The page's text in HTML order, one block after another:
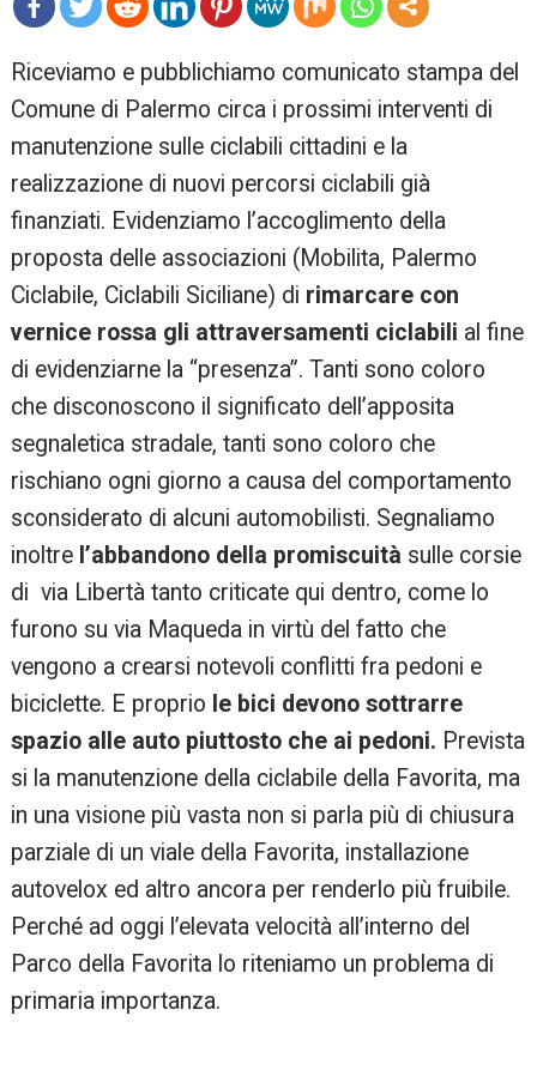
re
Riceviamo e pubblichiamo comunicato stampa del
Comune di Palermo circa i prossimi interventi di
manutenzione sulle ciclabili cittadini e la
realizzazione di nuovi percorsi ciclabili già
finanziati. Evidenziamo l’accoglimento della
proposta delle associazioni (Mobilita, Palermo
Ciclabile, Ciclabili Siciliane) di rimarcare con
vernice rossa gli attraversamenti ciclabili al fine
di evidenziarne la “presenza”. Tanti sono coloro
che disconoscono il significato dell’apposita
segnaletica stradale, tanti sono coloro che
rischiano ogni giorno a causa del comportamento
sconsiderato di alcuni automobilisti. Segnaliamo
inoltre l’abbandono della promiscuità sulle corsie
di via Libertà tanto criticate qui dentro, come lo
furono su via Maqueda in virtù del fatto che
vengono a crearsi notevoli conflitti fra pedoni e
biciclette. E proprio le bici devono sottrarre
spazio alle auto piuttosto che ai pedoni. Prevista
si la manutenzione della ciclabile della Favorita, ma
in una visione più vasta non si parla più di chiusura
parziale di un viale della Favorita, installazione
autovelox ed altro ancora per renderlo più fruibile.
Perché ad oggi l’elevata velocità all’interno del
Parco della Favorita lo riteniamo un problema di
primaria importanza.